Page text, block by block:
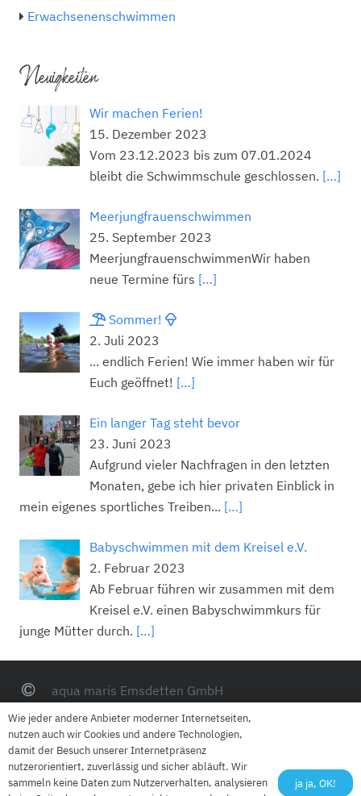
Erwachsenenschwimmen
Neuigkeiten
Wir machen Ferien!
15. Dezember 2023
Vom 23.12.2023 bis zum 07.01.2024
bleibt die Schwimmschule geschlossen. […]
Meerjungfrauenschwimmen
25. September 2023
MeerjungfrauenschwimmenWir haben
neue Termine fürs […]
Sommer!
2. Juli 2023
... endlich Ferien! Wie immer haben wir für
Euch geöffnet! […]
Ein langer Tag steht bevor
23. Juni 2023
Aufgrund vieler Nachfragen in den letzten
Monaten, gebe ich hier privaten Einblick in
mein eigenes sportliches Treiben... […]
Babyschwimmen mit dem Kreisel e.V.
2. Februar 2023
Ab Februar führen wir zusammen mit dem
Kreisel e.V. einen Babyschwimmkurs für
junge Mütter durch. […]
aqua maris Emsdetten GmbH
Mühlenstraße 40, 48282 Emsdetten
0 25 72 – 800 39 96
info@schwimmschule-emsdetten.de
Wie jeder andere Anbieter moderner Internetseiten,
nutzen auch wir Cookies und andere Technologien,
damit der Besuch unserer Internetpräsenz
nutzerorientiert, zuverlässig und sicher abläuft. Wir
sammeln keine Daten zum Nutzerverhalten, analysieren
ja ja, OK!